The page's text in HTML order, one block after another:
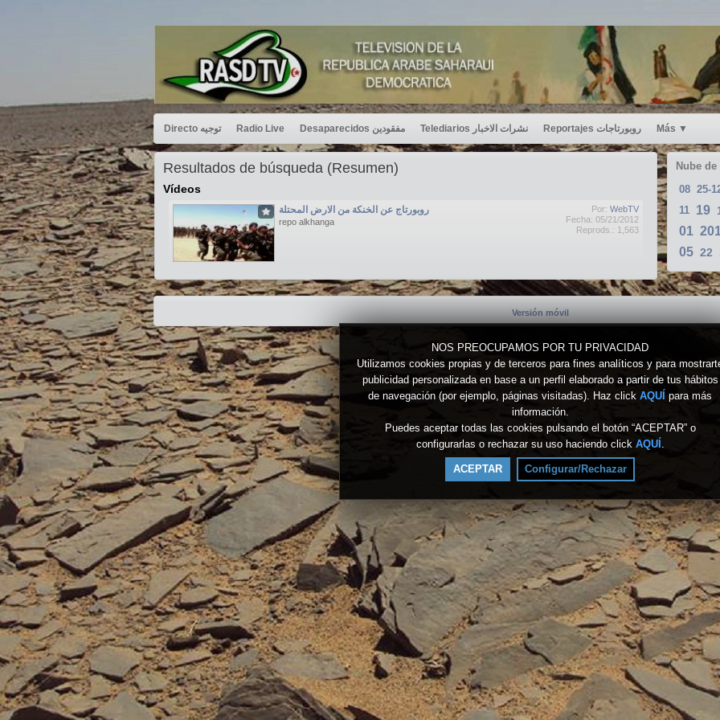
NOS PREOCUPAMOS POR TU PRIVACIDAD
Utilizamos cookies propias y de terceros para fines analíticos y para
publicidad personalizada en base a un perfil elaborado a partir de tus hábitos
de navegación (por ejemplo, páginas visitadas). Haz click AQUÍ para más
información.
Puedes aceptar todas las cookies pulsando el botón “ACEPTAR” o
configurarlas o rechazar su uso haciendo click AQUÍ .
ACEPTAR Configurar/Rechazar
Directo توجيه Radio Live Desaparecidos مفقودين Telediarios نشرات الاخبار Reportajes روبورتاجات Más ▼
Nube de
08
11 19
01
05 22
Resultados de búsqueda (Resumen)
Vídeos
Por: WebTV
Fecha: 05/21/2012
Reprods.: 1,563
روبورتاج عن الخنكة من الارض المحتلة
repo alkhanga
Versión móvil